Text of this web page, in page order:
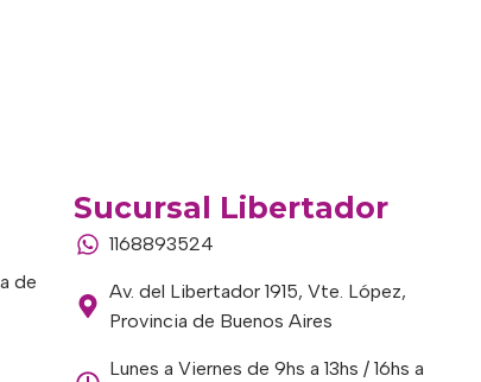
de
Sucursal Libertador
1168893524
Av. del Libertador 1915, Vte. López,
Provincia de Buenos Aires
Lunes a Viernes de 9hs a 13hs / 16hs a